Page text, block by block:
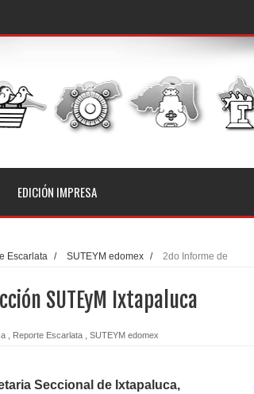
EDICIÓN IMPRESA
Escarlata / SUTEYM edomex /
2do Informe de
SUTEyM Ixtapaluca
Reporte Escarlata SUTEYM edomex
Seccional de Ixtapaluca,